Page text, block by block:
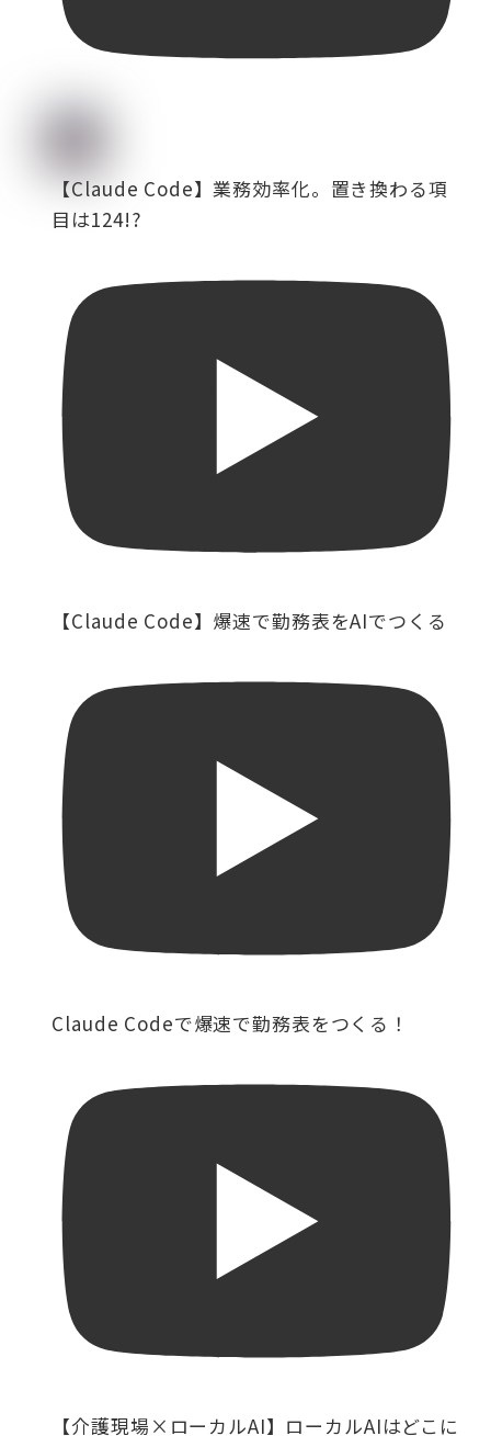
【Claude Code】業務効率化。置き換わる項
目は124!?
【Claude Code】爆速で勤務表をAIでつくる
Claude Codeで爆速で勤務表をつくる！
【介護現場×ローカルAI】ローカルAIはどこに